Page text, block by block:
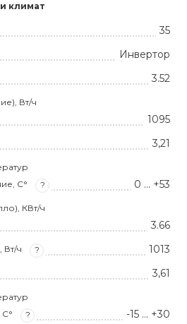
климат
35
Инвертор
3.52
Вт/ч
1095
3,21
С°
? 0 … +53
КВт/ч
3.66
Вт/ч ? 1013
3,61
? -15 … +30